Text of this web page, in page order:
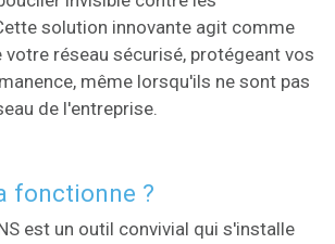
solution innovante agit comme
votre réseau sécurisé, protégeant vos
même lorsqu'ils ne sont pas
de l'entreprise.
fonctionne ?
est un outil convivial qui s'installe